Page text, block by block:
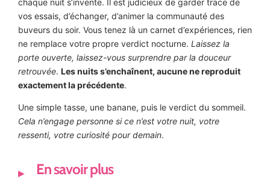
vos essais, d’échanger, d’animer la communauté des
buveurs du soir. Vous tenez là un carnet d’expériences, rien
ne remplace votre propre verdict nocturne. Laissez la
porte ouverte, laissez-vous surprendre par la douceur
retrouvée. Les nuits s’enchaînent, aucune ne reproduit
exactement la précédente.
Une simple tasse, une banane, puis le verdict du sommeil.
Cela n’engage personne si ce n’est votre nuit, votre
ressenti, votre curiosité pour demain.
En savoir plus